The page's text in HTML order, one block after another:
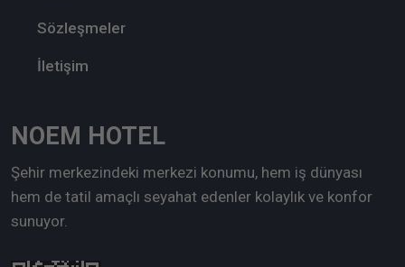
NOEM HOTEL
Şehir merkezindeki merkezi konumu, hem iş dünyası
hem de tatil amaçlı seyahat edenler kolaylık ve konfor
sunuyor.
Sözleşmeler
İletişim